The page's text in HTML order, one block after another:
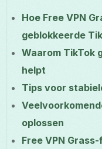
Hoe Free VPN
geblokkeerde
Waarom TikTok
helpt
Tips voor
oplossen
Free VPN